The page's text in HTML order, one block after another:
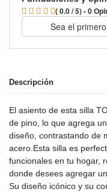
( 0.0 / 5) - 0
Sea el
Descripción
El asiento de esta silla
de pino, lo que agrega
diseño, contrastando de
acero.Esta silla es
funcionales en tu hogar,
donde desees agregar
Su diseño icónico y su